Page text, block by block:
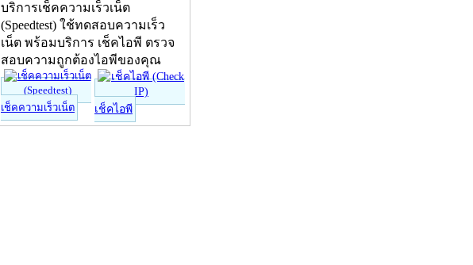
บริการเช็คความเร็วเน็ต
(Speedtest) ใช้ทดสอบความเร็ว
เน็ต พร้อมบริการ เช็คไอพี ตรวจ
สอบความถูกต้องไอพีของคุณ
เช็คความเร็วเน็ต เช็คไอพี